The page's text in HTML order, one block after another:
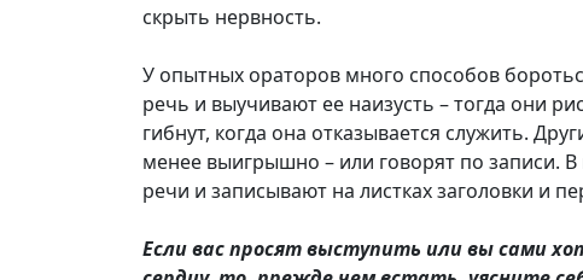
скрыть нервность.
У опытных ораторов много способов
речь и выучивают ее наизусть – тогда они
гибнут, когда она отказывается служить.
менее выигрышно – или говорят по записи.
речи и записывают на листках заголовки и
Если вас просят выступить или вы сами